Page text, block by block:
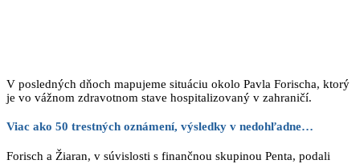
V posledných dňoch mapujeme situáciu okolo Pavla Forischa, ktorý
je vo vážnom zdravotnom stave hospitalizovaný v zahraničí.
Viac ako 50 trestných oznámení, výsledky v nedohľadne…
Forisch a Žiaran, v súvislosti s finančnou skupinou Penta, podali